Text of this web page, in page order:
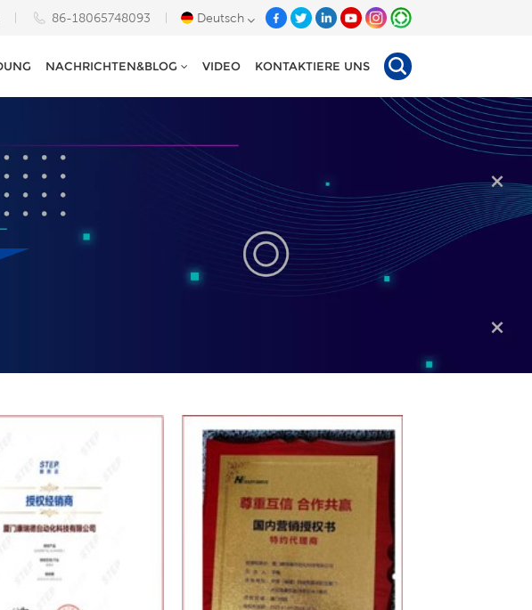
86-18065748093 Deutsch
English
Español
Tiếng Việt
NACHRICHTEN&BLOG VIDEO KONTAKTIERE UNS